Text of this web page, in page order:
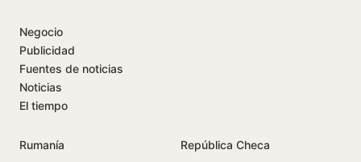
Negocio
Publicidad
Fuentes de noticias
Noticias
El tiempo
Rumanía
República Checa